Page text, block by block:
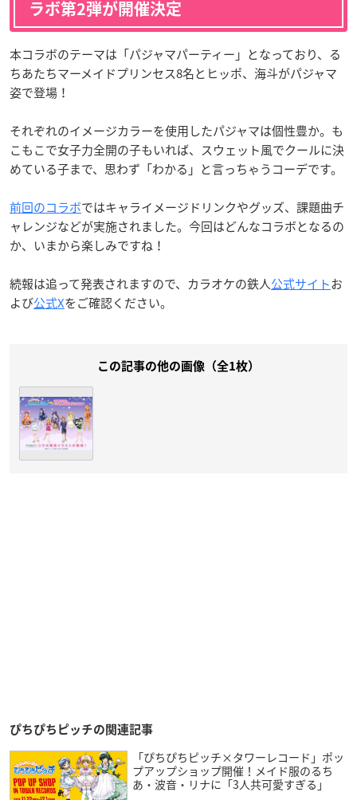
ラボ第2弾が開催決定
本コラボのテーマは「パジャマパーティー」となっており、る
ちあたちマーメイドプリンセス8名とヒッポ、海斗がパジャマ
姿で登場！
それぞれのイメージカラーを使用したパジャマは個性豊か。も
こもこで女子力全開の子もいれば、スウェット風でクールに決
めている子まで、思わず「わかる」と言っちゃうコーデです。
前回のコラボではキャライメージドリンクやグッズ、課題曲チ
ャレンジなどが実施されました。今回はどんなコラボとなるの
か、いまから楽しみですね！
続報は追って発表されますので、カラオケの鉄人公式サイトお
よび公式Xをご確認ください。
この記事の他の画像（全1枚）
ぴちぴちピッチの関連記事
「ぴちぴちピッチ×タワーレコード」ポッ
プアップショップ開催！メイド服のるち
あ・波音・リナに「3人共可愛すぎる」